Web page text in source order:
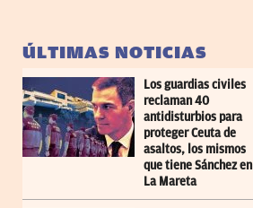
ÚLTIMAS NOTICIAS
Los guardias civiles
reclaman 40
antidisturbios para
proteger Ceuta de
asaltos, los mismos
que tiene Sánchez en
La Mareta